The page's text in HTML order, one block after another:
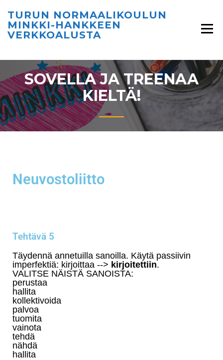
TURUN NORMAALIKOULUN
MINKKI-HANKKEEN
VERKKOALUSTA
SOVELLA JA TREENAA
KIELTÄ!
Neuvostoliitto
Tehtävä 5